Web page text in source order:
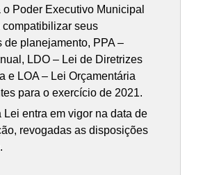
o Poder Executivo Municipal
compatibilizar seus
de planejamento, PPA –
LDO – Lei de Diretrizes
e LOA – Lei Orçamentária
para o exercício de 2021.
Lei entra em vigor na data de
revogadas as disposições